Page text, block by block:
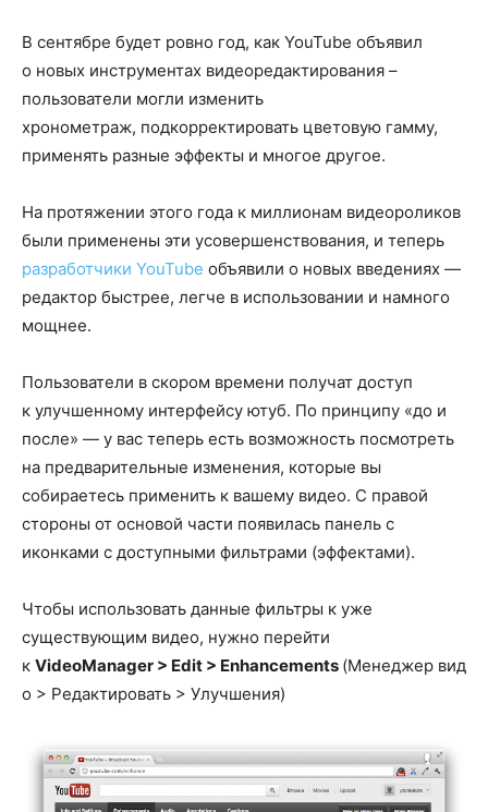
​В сентябре будет ровно год, как YouTube объявил
о новых инструментах видеоредактирования –
пользователи могли изменить
хронометраж, подкорректировать цветовую гамму,
применять разные эффекты и многое другое.
На протяжении этого года к миллионам видеороликов
были применены эти усовершенствования, и теперь
разработчики YouTube объявили о новых введениях —
редактор быстрее, легче в использовании и намного
мощнее.
Пользователи в скором времени получат доступ
к улучшенному интерфейсу ютуб. По принципу «до и
после» — у вас теперь есть возможность посмотреть
на предварительные изменения, которые вы
собираетесь применить к вашему видео. С правой
стороны от основой части появилась панель с
иконками с доступными фильтрами (эффектами).
Чтобы использовать данные фильтры к уже
существующим видео, нужно перейти
к VideoManager > Edit > Enhancements (Менеджер вид
о > Редактировать > Улучшения)